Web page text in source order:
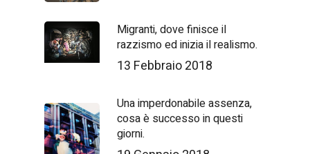
Migranti, dove finisce il
razzismo ed inizia il realismo.
13 Febbraio 2018
Una imperdonabile assenza,
cosa è successo in questi
giorni.